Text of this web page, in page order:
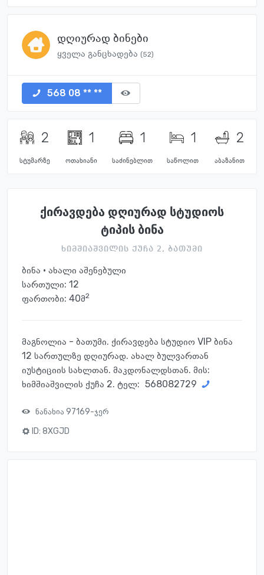
დღიურად ბინები
ყველა განცხადება (52)
568 08 ** **
2
სტუმარზე
1
ოთახიანი
1
საძინებლით
1
საწოლით
2
აბაზანით
ქირავდება დღიურად სტუდიოს
ტიპის ბინა
ხიმშიაშვილის ქუჩა 2, ბათუმი
ბინა · ახალი აშენებული
სართული: 12
ფართობი: 40მ2
მაგნოლია - ბათუმი. ქირავდება სტუდიო VIP ბინა
12 სართულზე დღიურად. ახალ ბულვართან
იუსტიციის სახლთან. მაკდონალდსთან. მის:
ხიმშიაშვილის ქუჩა 2. ტელ: 568082729
ნანახია 97169-ჯერ
ID: 8XGJD